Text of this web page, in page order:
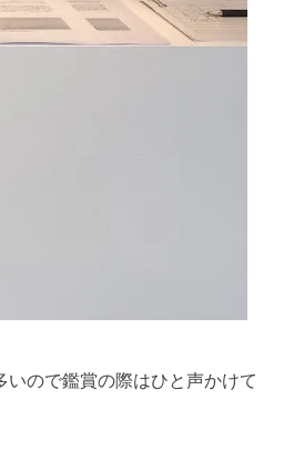
ので鑑賞の際はひと声かけて